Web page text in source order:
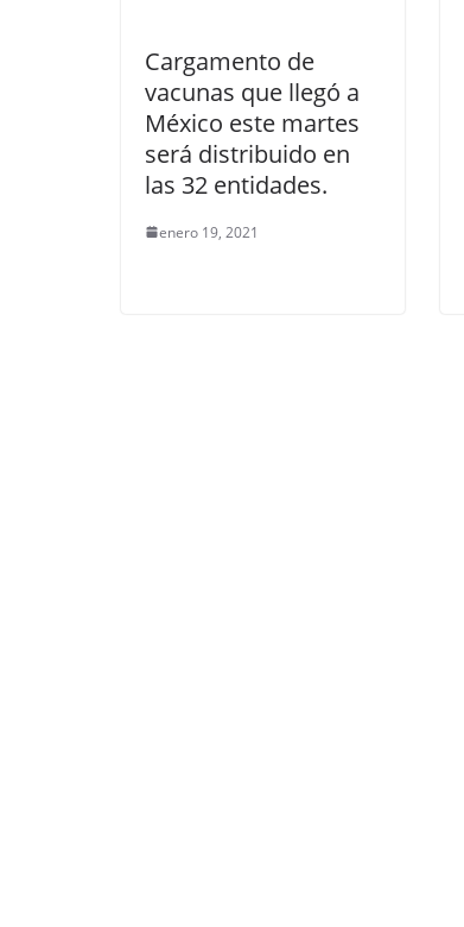
Cargamento de
vacunas que llegó a
México este martes
será distribuido en
las 32 entidades.
enero 19, 2021